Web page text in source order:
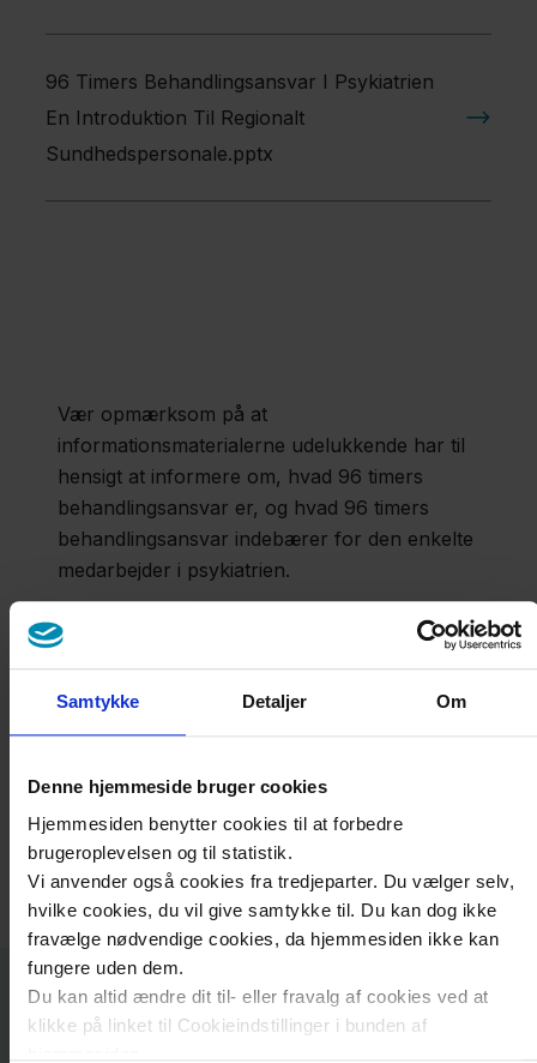
Samtykke Detaljer Om
Denne hjemmeside bruger cookies
Hjemmesiden benytter cookies til at forbedre
brugeroplevelsen og til statistik.
Vi anvender også cookies fra tredjeparter. Du vælger selv,
hvilke cookies, du vil give samtykke til. Du kan dog ikke
fravælge nødvendige cookies, da hjemmesiden ikke kan
fungere uden dem.
Du kan altid ændre dit til- eller fravalg af cookies ved at
klikke på linket til Cookieindstillinger i bunden af
96 Timers Behandlingsansvar I Psykiatrien
En Introduktion Til Regionalt
Sundhedspersonale.pptx
Vær opmærksom på at
informationsmaterialerne udelukkende har til
hensigt at informere om, hvad 96 timers
behandlingsansvar er, og hvad 96 timers
behandlingsansvar indebærer for den enkelte
medarbejder i psykiatrien.
Kontakt